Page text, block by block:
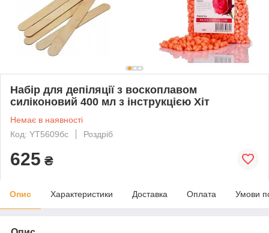
Набір для депіляції з воскоплавом
силіконовий 400 мл з інструкцією Хіт
Немає в наявності
Код: YT5609бс
Роздріб
625 ₴
Опис Характеристики Доставка Оплата Умови